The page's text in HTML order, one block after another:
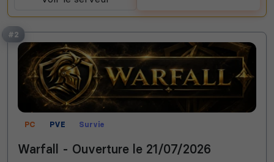
#2
PC PVE Survie
Warfall - Ouverture le 21/07/2026